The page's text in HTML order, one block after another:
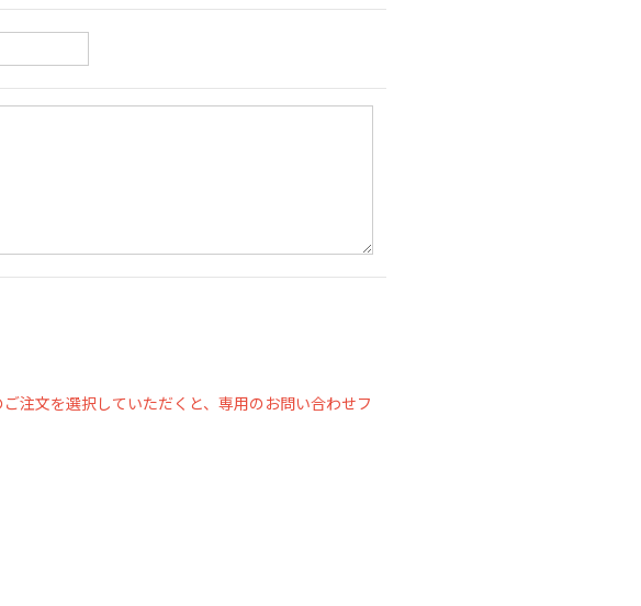
注文を選択していただくと、専用のお問い合わせフ